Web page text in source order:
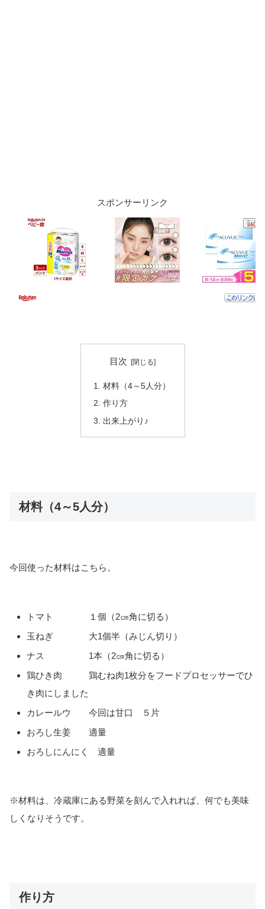
スポンサーリンク
目次
材料（4～5人分）
作り方
出来上がり♪
材料（4～5人分）
今回使った材料はこちら。
トマト １個（2㎝角に切る）
玉ねぎ 大1個半（みじん切り）
ナス 1本（2㎝角に切る）
鶏ひき肉 鶏むね肉1枚分をフードプロセッサーでひ
き肉にしました
カレールウ 今回は甘口 ５片
おろし生姜 適量
おろしにんにく 適量
※材料は、冷蔵庫にある野菜を刻んで入れれば、何でも美味
しくなりそうです。
作り方